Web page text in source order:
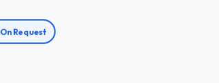
On Request